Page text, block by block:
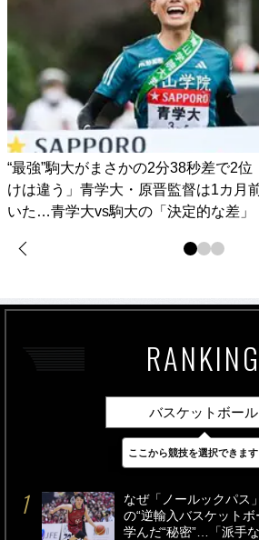
“最強”駒大がまさかの2分38秒差で2位
けは違う」青学大・原晋監督は1カ月
いた…青学大vs駒大の「決定的な差」
RANKING
バスケットボール
最新 24時間
なぜ「ノールックパス
の“逆輸入バスケット
学んだ“秘密”…「派手
ここから競技を選択できます